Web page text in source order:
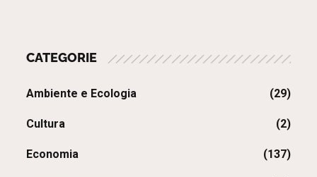
CATEGORIE
Ambiente e Ecologia (29)
Cultura (2)
Economia (137)